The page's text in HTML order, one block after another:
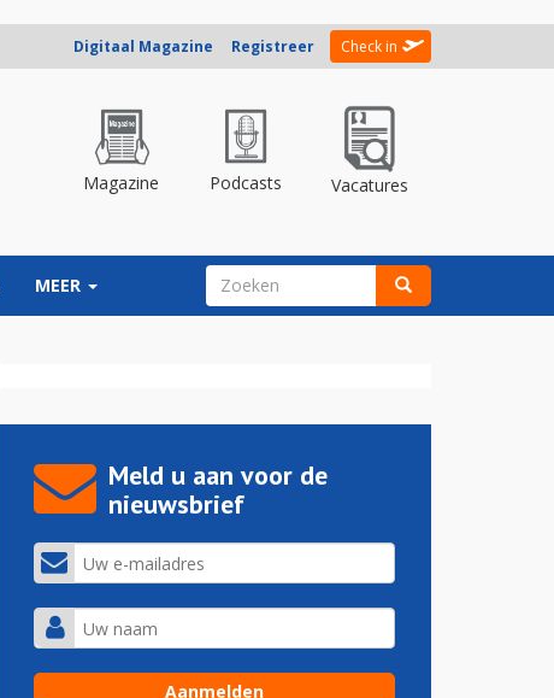
Digitaal Magazine Registreer Check in
Magazine Podcasts Vacatures
MEER ZOEKVELD
Meld u aan voor de
nieuwsbrief